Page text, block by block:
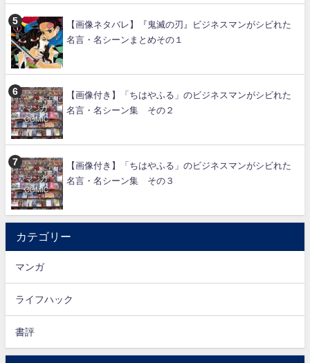
【画像ネタバレ】『鬼滅の刃』ビジネスマンがシビれた
名言・名シーンまとめその１
【画像付き】「ちはやふる」のビジネスマンがシビれた
名言・名シーン集 その２
【画像付き】「ちはやふる」のビジネスマンがシビれた
名言・名シーン集 その３
カテゴリー
マンガ
ライフハック
書評